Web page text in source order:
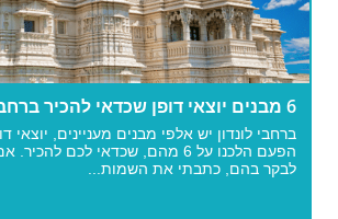
6 מבנים יוצאי דופן שכדאי להכיר ברחבי לונדון
ברחבי לונדון יש אלפי מבנים מעניינים, יוצאי
הפעם הלכנו על 6 מהם, שכדאי לכם
לבקר בהם, כתבתי את השמות...